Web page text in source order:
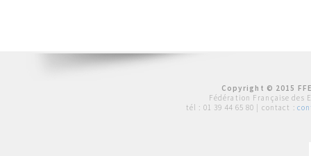
Copyright © 2015
Fédération Française des
tél : 01 39 44 65 80 | contact :